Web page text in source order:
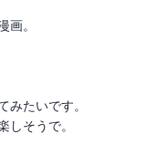
画。
みたいです。
しそうで。